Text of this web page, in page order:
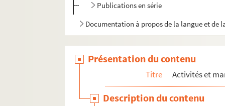
Publications en série
Documentation à propos de la langue et de
Présentation du contenu
Titre Activités et
Description du contenu